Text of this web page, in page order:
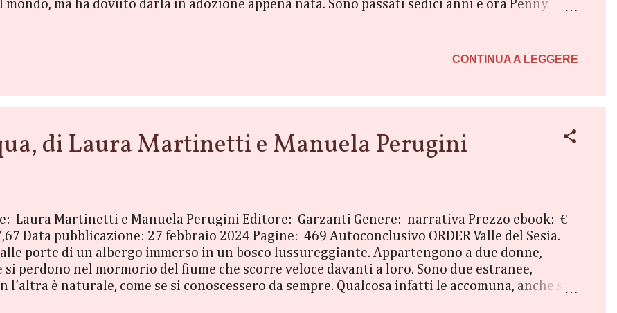
ma ha dovuto darla in adozione appena nata. Sono passati sedici anni e ora Penny
è occupata ad abbellire la verità, Mika non si rende conto che per Penny l’unica cosa
CONTINUA A LEGGERE
di Laura Martinetti e Manuela Perugini
Laura Martinetti e Manuela Perugini Editore: Garzanti Genere: narrativa Prezzo ebook: €
Data pubblicazione: 27 febbraio 2024 Pagine: 469 Autoconclusivo ORDER Valle del Sesia.
porte di un albergo immerso in un bosco lussureggiante. Appartengono a due donne,
si perdono nel mormorio del fiume che scorre veloce davanti a loro. Sono due estranee,
l’altra è naturale, come se si conoscessero da sempre. Qualcosa infatti le accomuna, anche se